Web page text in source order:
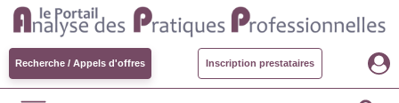
Recherche / Appels d'offres Inscription prestataires